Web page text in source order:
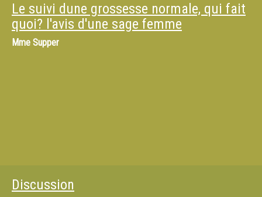
Le suivi dune grossesse normale, qui fait
quoi? l'avis d'une sage femme
Mme Supper
Discussion